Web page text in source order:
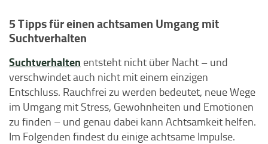
5 Tipps für einen achtsamen Umgang mit
Suchtverhalten
Suchtverhalten entsteht nicht über Nacht – und
verschwindet auch nicht mit einem einzigen
Entschluss. Rauchfrei zu werden bedeutet, neue Wege
im Umgang mit Stress, Gewohnheiten und Emotionen
zu finden – und genau dabei kann Achtsamkeit helfen.
Im Folgenden findest du einige achtsame Impulse.